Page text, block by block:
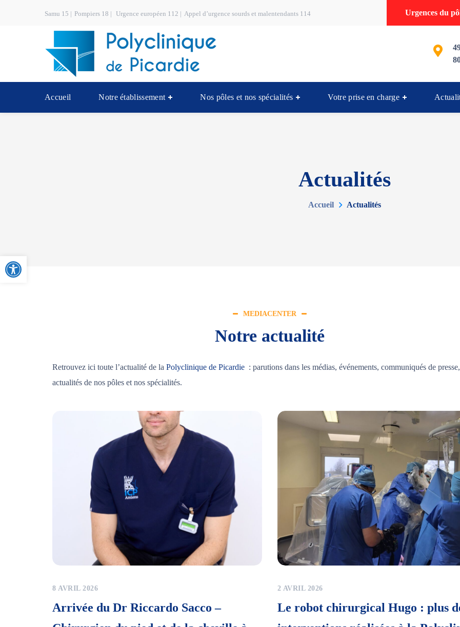
Ouvrir la barre d’outils
Samu 15 | Pompiers 18 | Urgence européen 112 | Appel d’urgence sourds et malentendants 114 Urgences du
Accueil Notre établissement Nos pôles et nos spécialités Votre prise en charge
Actualités
Accueil Actualités
MEDIACENTER
Notre actualité
Retrouvez ici toute l’actualité de la Polyclinique de Picardie : parutions dans les médias, événements, communiqués de presse,
actualités de nos pôles et nos spécialités.
8 AVRIL 2026
Arrivée du Dr Riccardo Sacco –
2 AVRIL 2026
Le robot chirurgical Hugo : plus